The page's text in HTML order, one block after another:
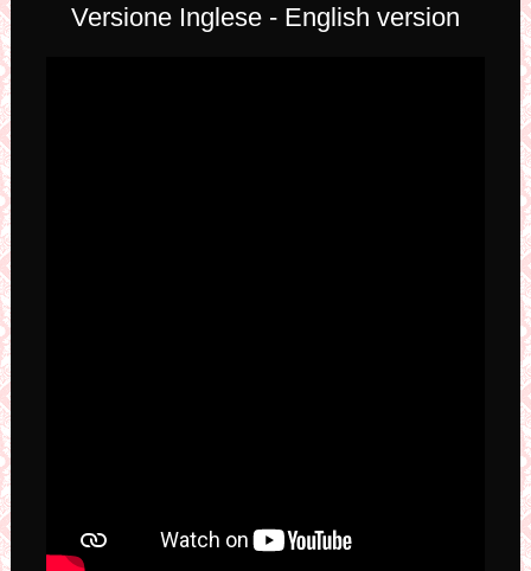
Versione Inglese - English version